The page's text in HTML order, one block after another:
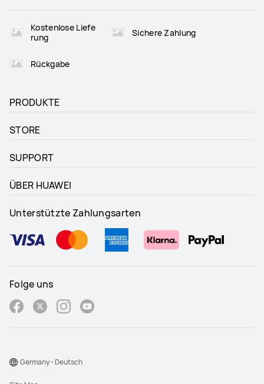
Kostenlose Liefe
rung
Sichere Zahlung
Rückgabe
PRODUKTE
STORE
SUPPORT
ÜBER HUAWEI
Unterstützte Zahlungsarten
Folge uns
Germany - Deutsch